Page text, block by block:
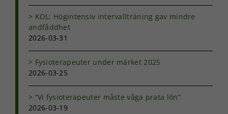
KOL: Högintensiv intervallträning gav mindre
andfåddhet
2026-03-31
Fysioterapeuter under märket 2025
2026-03-25
”Vi fysioterapeuter måste våga prata lön”
2026-03-19
att försvinna
från
Marknadsföring
intressen och ditt
beteende när du